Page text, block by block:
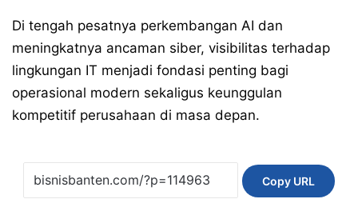
Di tengah pesatnya perkembangan AI dan
meningkatnya ancaman siber, visibilitas terhadap
lingkungan IT menjadi fondasi penting bagi
operasional modern sekaligus keunggulan
kompetitif perusahaan di masa depan.
Copy URL